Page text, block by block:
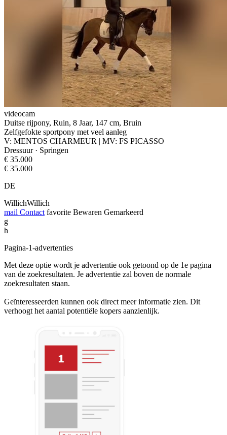
videocam
Duitse rijpony, Ruin, 8 Jaar, 147 cm, Bruin
Zelfgefokte sportpony met veel aanleg
V: MENTOS CHARMEUR | MV: FS PICASSO
Dressuur · Springen
€ 35.000
€ 35.000
DE
WillichWillich
mail Contact favorite Bewaren Gemarkeerd
g
h
Pagina-1-advertenties
Met deze optie wordt je advertentie ook getoond op de 1e pagina
van de zoekresultaten. Je advertentie zal boven de normale
zoekresultaten staan.
Geïnteresseerden kunnen ook direct meer informatie zien. Dit
verhoogt het aantal potentiële kopers aanzienlijk.